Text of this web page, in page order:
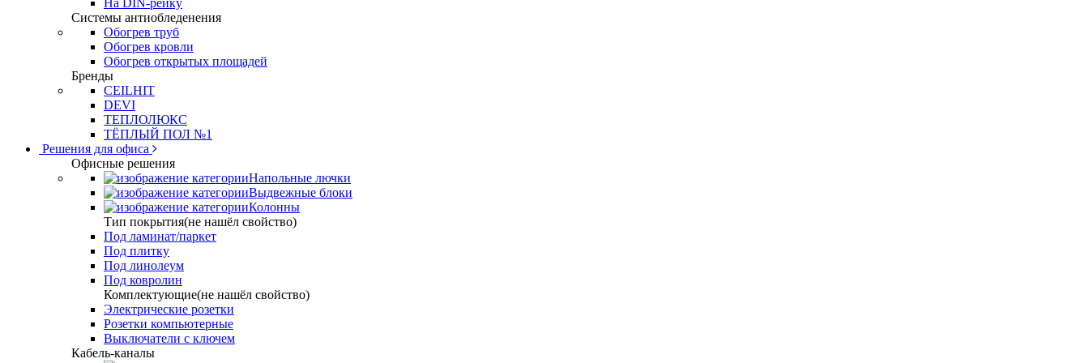
На DIN-рейку
Системы антиобледенения
Обогрев труб
Обогрев кровли
Обогрев открытых площадей
Бренды
CEILHIT
DEVI
ТЕПЛОЛЮКС
ТЁПЛЫЙ ПОЛ №1
Решения для офиса
Офисные решения
Напольные лючки
Выдвежные блоки
Колонны
Тип покрытия(не нашёл свойство)
Под ламинат/паркет
Под плитку
Под линолеум
Под ковролин
Комплектующие(не нашёл свойство)
Электрические розетки
Розетки компьютерные
Выключатели с ключем
Кабель-каналы